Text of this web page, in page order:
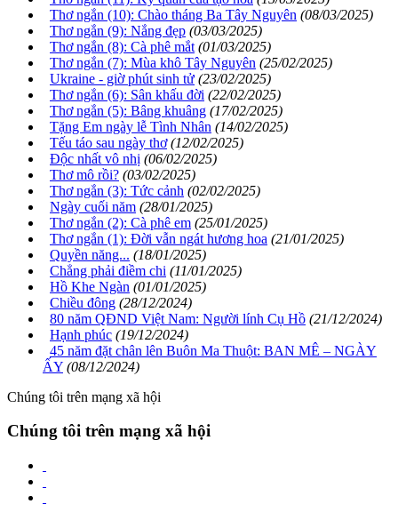
Thơ ngắn (10): Chào tháng Ba Tây Nguyên (08/03/2025)
Thơ ngắn (9): Nắng đẹp (03/03/2025)
Thơ ngắn (8): Cà phê mắt (01/03/2025)
Thơ ngắn (7): Mùa khô Tây Nguyên (25/02/2025)
Ukraine - giờ phút sinh tử (23/02/2025)
Thơ ngắn (6): Sân khấu đời (22/02/2025)
Thơ ngắn (5): Bâng khuâng (17/02/2025)
Tặng Em ngày lễ Tình Nhân (14/02/2025)
Tếu táo sau ngày thơ (12/02/2025)
Độc nhất vô nhị (06/02/2025)
Thơ mô rồi? (03/02/2025)
Thơ ngắn (3): Tức cảnh (02/02/2025)
Ngày cuối năm (28/01/2025)
Thơ ngắn (2): Cà phê em (25/01/2025)
Thơ ngắn (1): Đời vẫn ngát hương hoa (21/01/2025)
Quyền năng... (18/01/2025)
Chẳng phải điềm chi (11/01/2025)
Hồ Khe Ngàn (01/01/2025)
Chiều đông (28/12/2024)
80 năm QĐND Việt Nam: Người lính Cụ Hồ (21/12/2024)
Hạnh phúc (19/12/2024)
45 năm đặt chân lên Buôn Ma Thuột: BAN MÊ – NGÀY
ẤY (08/12/2024)
Chúng tôi trên mạng xã hội
Chúng tôi trên mạng xã hội